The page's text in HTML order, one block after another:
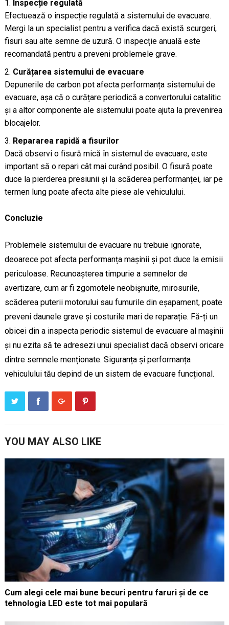
Inspecție regulată
Efectuează o inspecție regulată a sistemului de evacuare.
Mergi la un specialist pentru a verifica dacă există scurgeri,
fisuri sau alte semne de uzură. O inspecție anuală este
recomandată pentru a preveni problemele grave.
Curățarea sistemului de evacuare
Depunerile de carbon pot afecta performanța sistemului de
evacuare, așa că o curățare periodică a convertorului catalitic
și a altor componente ale sistemului poate ajuta la prevenirea
blocajelor.
Repararea rapidă a fisurilor
Dacă observi o fisură mică în sistemul de evacuare, este
important să o repari cât mai curând posibil. O fisură poate
duce la pierderea presiunii și la scăderea performanței, iar pe
termen lung poate afecta alte piese ale vehiculului.
Concluzie
Problemele sistemului de evacuare nu trebuie ignorate,
deoarece pot afecta performanța mașinii și pot duce la emisii
periculoase. Recunoașterea timpurie a semnelor de
avertizare, cum ar fi zgomotele neobișnuite, mirosurile,
scăderea puterii motorului sau fumurile din eșapament, poate
preveni daunele grave și costurile mari de reparație. Fă-ți un
obicei din a inspecta periodic sistemul de evacuare al mașinii
și nu ezita să te adresezi unui specialist dacă observi oricare
dintre semnele menționate. Siguranța și performanța
vehiculului tău depind de un sistem de evacuare funcțional.
YOU MAY ALSO LIKE
Cum alegi cele mai bune becuri pentru faruri și de ce
tehnologia LED este tot mai populară